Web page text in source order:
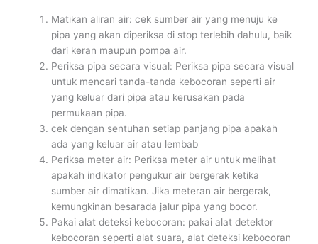
Matikan aliran air: cek sumber air yang menuju ke
pipa yang akan diperiksa di stop terlebih dahulu, baik
dari keran maupun pompa air.
Periksa pipa secara visual: Periksa pipa secara visual
untuk mencari tanda-tanda kebocoran seperti air
yang keluar dari pipa atau kerusakan pada
permukaan pipa.
cek dengan sentuhan setiap panjang pipa apakah
ada yang keluar air atau lembab
Periksa meter air: Periksa meter air untuk melihat
apakah indikator pengukur air bergerak ketika
sumber air dimatikan. Jika meteran air bergerak,
kemungkinan besarada jalur pipa yang bocor.
Pakai alat deteksi kebocoran: pakai alat detektor
kebocoran seperti alat suara, alat deteksi kebocoran